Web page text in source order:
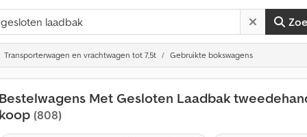
Transporterwagen en vrachtwagen tot 7,5t Gebruikte bokswagens
Bestelwagens Met Gesloten Laadbak
koop (808)